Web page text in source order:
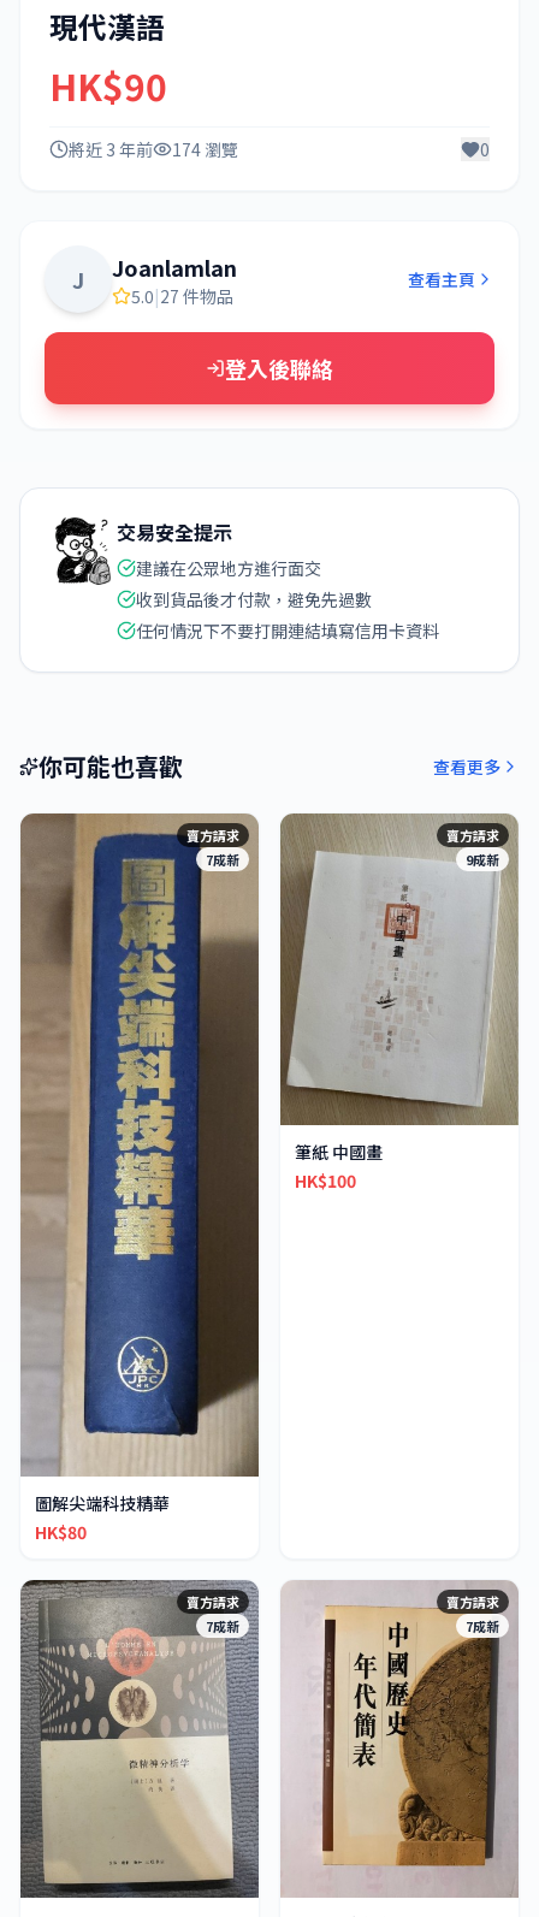
現代漢語
HK$90
將近 3 年前 174 瀏覽 0
J Joanlamlan
5.0|27 件物品
查看主頁
登入後聯絡
交易安全提示
建議在公眾地方進行面交
收到貨品後才付款，避免先過數
任何情況下不要打開連結填寫信用卡資料
你可能也喜歡 查看更多
賣方請求
7成新
圖解尖端科技精華
HK$80
賣方請求
9成新
筆紙 中國畫
HK$100
賣方請求
7成新
賣方請求
7成新